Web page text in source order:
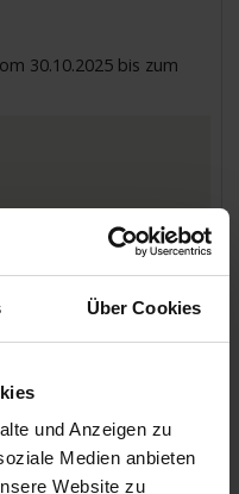
Über Cookies
und Anzeigen zu
Medien anbieten
Website zu
30.10.2025 bis zum